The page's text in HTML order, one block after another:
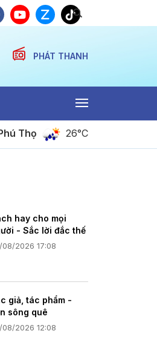
PHÁT THANH
tế 11h45 ngày 07-08-2026
Thọ 26°C
hay cho mọi
- Sắc lời đắc thế
08/2026 17:08
giả, tác phẩm -
sông quê
08/2026 12:08